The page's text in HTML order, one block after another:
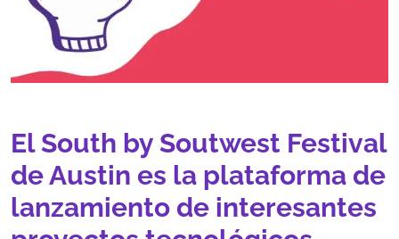
El South by Soutwest Festival
de Austin es la plataforma de
lanzamiento de interesantes